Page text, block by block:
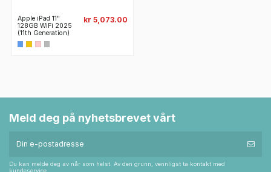
Apple iPad 11"
128GB WiFi 2025
(11th Generation)
kr 5,073.00
Meld deg på nyhetsbrevet vårt
Du kan melde deg av når som helst. Av den grunn, vennligst ta kontakt med
kundeservice